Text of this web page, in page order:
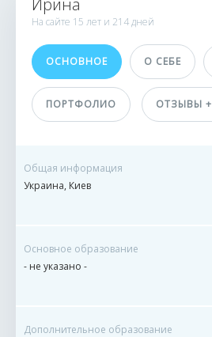
0 сделок
Принимает оплату
не указано
Ирина
На сайте 15 лет и 214 дней
ОСНОВНОЕ О СЕБЕ
ПОРТФОЛИО ОТЗЫВЫ +
Общая информация
Украина, Киев
Основное образование
- не указано -
Дополнительное образование